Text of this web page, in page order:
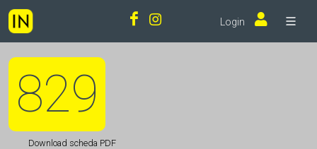
Login
829
Download scheda PDF